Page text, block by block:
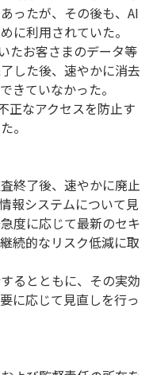
ったが、その後も、AI
に利用されていた。
たお客さまのデータ等
した後、速やかに消去
きていなかった。
なアクセスを防止す
。
終了後、速やかに廃止
報システムについて見
度に応じて最新のセキ
続的なリスク低減に取
るとともに、その実効
に応じて見直しを行っ